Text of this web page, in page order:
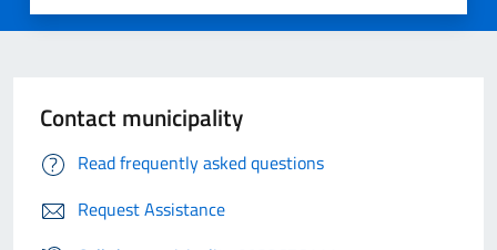
Contact municipality
Read frequently asked questions
Request Assistance